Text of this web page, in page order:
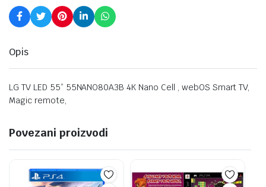
Opis
LG TV LED 55” 55NANO80A3B 4K Nano Cell , webOS Smart TV,
Magic remote,
Povezani proizvodi